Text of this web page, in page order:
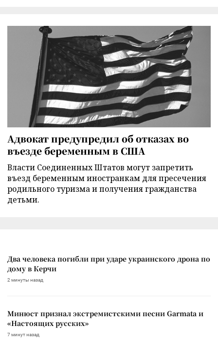
Адвокат предупредил об отказах во
въезде беременным в США
Власти Соединенных Штатов могут запретить
въезд беременным иностранкам для пресечения
родильного туризма и получения гражданства
детьми.
Два человека погибли при ударе украинского дрона по
дому в Керчи
2 минуты назад
Минюст признал экстремистскими песни Garmata и
«Настоящих русских»
7 минут назад